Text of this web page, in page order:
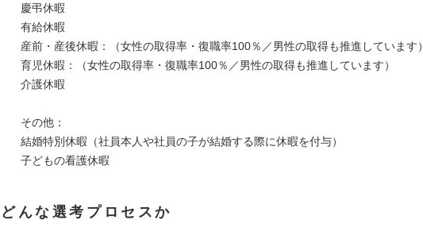
慶弔休暇
有給休暇
産前・産後休暇：（女性の取得率・復職率100％／男性の取得も推進しています）
育児休暇：（女性の取得率・復職率100％／男性の取得も推進しています）
介護休暇
その他：
結婚特別休暇（社員本人や社員の子が結婚する際に休暇を付与）
子どもの看護休暇
どんな選考プロセスか